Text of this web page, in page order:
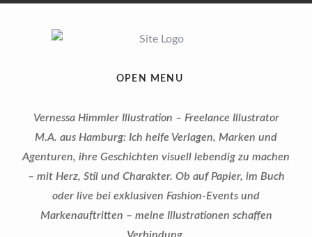
OPEN MENU
Vernessa Himmler Illustration – Freelance Illustrator
M.A. aus Hamburg: Ich helfe Verlagen, Marken und
Agenturen, ihre Geschichten visuell lebendig zu machen
– mit Herz, Stil und Charakter. Ob auf Papier, im Buch
oder live bei exklusiven Fashion-Events und
Markenauftritten – meine Illustrationen schaffen